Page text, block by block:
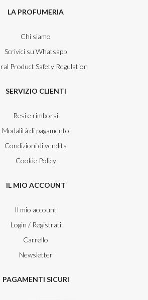
LA PROFUMERIA
Chi siamo
Scrivici su Whatsapp
Product Safety Regulation
SERVIZIO CLIENTI
Resi e rimborsi
Modalità di pagamento
Condizioni di vendita
Cookie Policy
IL MIO ACCOUNT
Il mio account
Login / Registrati
Carrello
Newsletter
PAGAMENTI SICURI